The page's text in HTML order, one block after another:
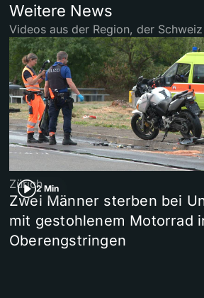
Weitere News
Videos aus der Region, der
2 Min
Zürich
Zwei Männer sterben bei
mit gestohlenem Motorrad
Oberengstringen